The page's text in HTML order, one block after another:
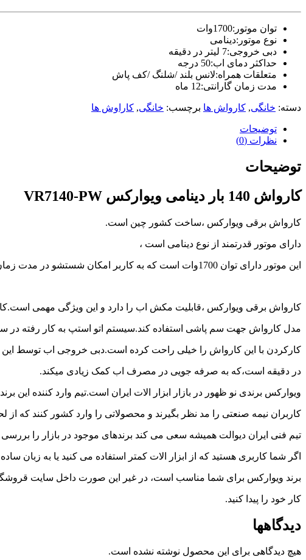
xxxx
black
splashes
glasses
chinese
raped
hotel
room
sunny
leone
bf
kolkata
ff
xxx
american
blue
film
video
family
stepmom
son
with
tits
bell
teasing
in
4k
wife
lustful
sister
sucks
my
dick
the
توان موتور:1700وات
نوع موتور:دینامی
دبی خروجی:7 لیتر در دقیقه
حداکثر دمای اب:50 درجه
متعلقات همراه:لانس بلند /شلنگ /کف پاش
مدت زمان گارانتی:12 ماه
دسته: خانگی, کارواش ها برچسب: خانگی, کاراوش ها
توضیحات
نظرات (0)
توضیحات
کارواش 140 بار دینامی ویوارکس VR7140-PW
کارواش برقی ویوارکس ،ساخت کشور چین است.
دارای موتور قدرتمند از نوع دینامی است ،
این موتور دارای توان 1700وات است که به کاربر امکان شستشو در مدت زمان طولانی را میدهد.
کارواش برقی ویوارکس ،قابلیت مکش اب را دارد و این ویژگی مهمی
مدل کارواش جهت سم پاشی استفاده کند.سیستم اتو استپ به کار رفته در
کارکردن با این کارواش را خیلی راحت کرده است.دبی خروجی اب توسط این
در دقیقه است،که به صرفه جویی در مصرف اب کمک زیادی میکند.
ویوارکس برندی نو ظهور در بازار ابزار الات ایران است.تیم وارد کننده این
کاربران نیمه صنعتی را مد نظر بگیرند و محصولاتی را وارد کشور کنند که
تیم فنی ایران دیوالت همیشه سعی می کند برندهای موجود در بازار را
اگر شما کاربری هستید که از ابزار الات کمتر استفاده می کنید یا به زبان
برند ویوارکس برای شما مناسب است، در غیر این صورت داخل سایت
کار خود را پیدا کنید.
دیدگاهها
هیچ دیدگاهی برای این محصول نوشته نشده است.